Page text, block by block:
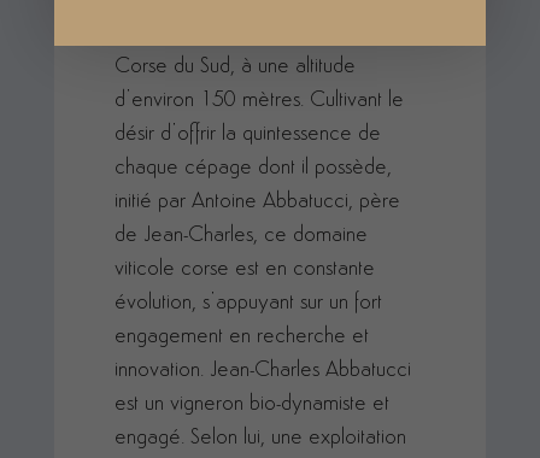
Corse du Sud, à une altitude
d’environ 150 mètres. Cultivant le
désir d’offrir la quintessence de
chaque cépage dont il possède,
initié par Antoine Abbatucci, père
de Jean-Charles, ce domaine
viticole corse est en constante
évolution, s’appuyant sur un fort
engagement en recherche et
innovation. Jean-Charles Abbatucci
est un vigneron bio-dynamiste et
engagé. Selon lui, une exploitation